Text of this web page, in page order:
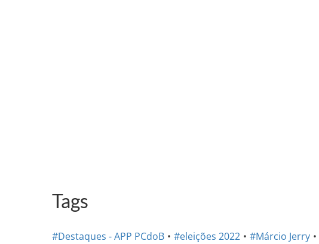
Tags
#Destaques - APP PCdoB #eleições 2022 #Márcio Jerry